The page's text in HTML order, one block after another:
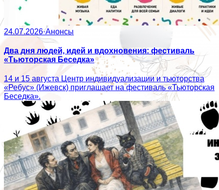
24.07.2026·Анонсы
Два дня людей, идей и вдохновения: фестиваль
«Тьюторская Беседка»
14 и 15 августа Центр индивидуализации и тьюторства
«Ребус» (Ижевск) приглашает на фестиваль «Тьюторская
Беседка».